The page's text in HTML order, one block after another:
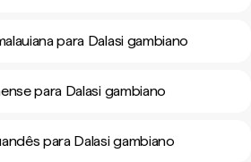
para Dalasi gambiano
para Dalasi gambiano
para Dalasi gambiano